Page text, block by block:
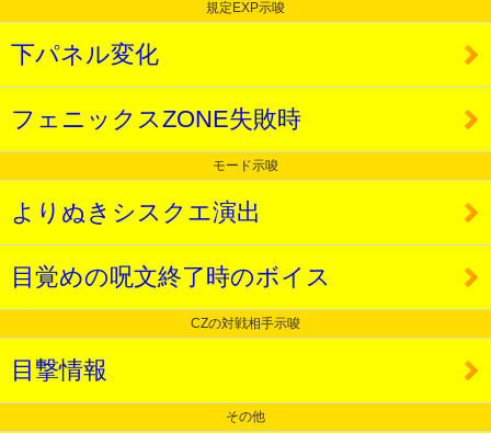
規定EXP示唆
下パネル変化
フェニックスZONE失敗時
モード示唆
よりぬきシスクエ演出
目覚めの呪文終了時のボイス
CZの対戦相手示唆
目撃情報
その他